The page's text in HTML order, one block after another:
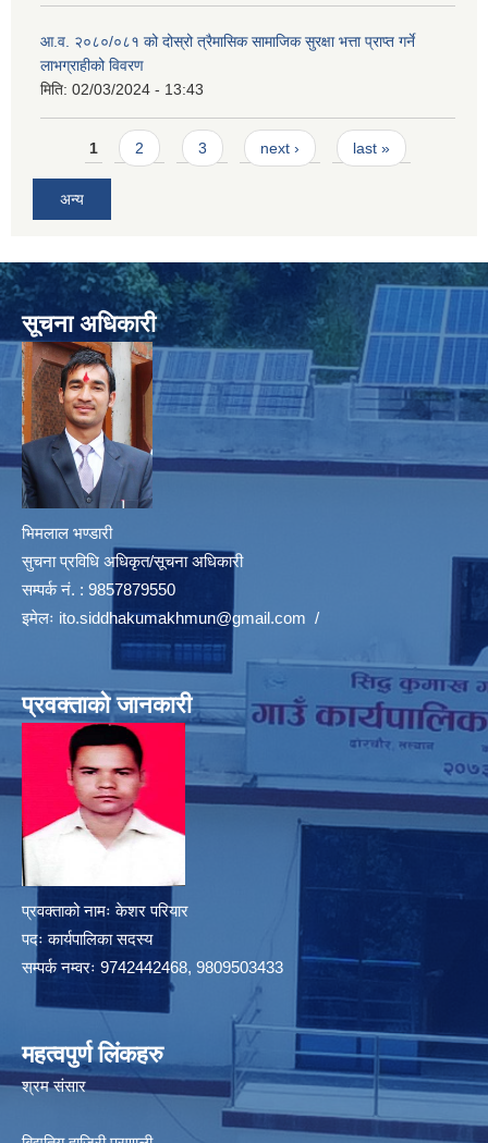
आ.व. २०८०/०८१ को दोस्रो त्रैमासिक सामाजिक सुरक्षा भत्ता प्राप्त गर्ने
लाभग्राहीको विवरण
मिति: 02/03/2024 - 13:43
Pages
1 2 3 next › last »
अन्य
सूचना अधिकारी
भिमलाल भण्डारी
सुचना प्रविधि अधिकृत/सूचना अधिकारी
सम्पर्क नं. : 9857879550
इमेलः ito.siddhakumakhmun@gmail.com /
प्रवक्ताको जानकारी
प्रवक्ताको नामः केशर परियार
पदः कार्यपालिका सदस्य
सम्पर्क नम्वरः 9742442468, 9809503433
महत्वपुर्ण लिंकहरु
श्रम संसार